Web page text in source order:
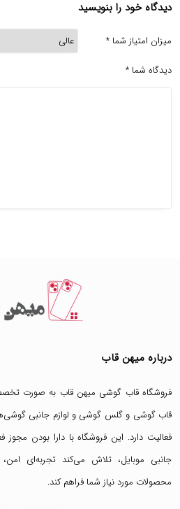
دیدگاه خود را بنویسید
میزان امتیاز شما *
دیدگاه شما *
درباره میهن قاب
فروشگاه قاب گوشی میهن قاب به صورت
قاب گوشی وگلس گوشی و لوازم جانبی
فعالیت دارد. این فروشگاه با دارا بودن
جانبی موبایل، تلاش می‌کند تجربه‌ای
محصولات مورد نیاز شما فراهم کند.